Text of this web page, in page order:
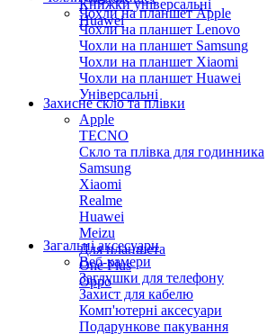
Книжки універсальні
Huawei
Чохли на планшет Apple
Чохли на планшет Lenovo
Чохли на планшет Samsung
Чохли на планшет Xiaomi
Чохли на планшет Huawei
Універсальні
Захисне скло та плівки
Apple
TECNO
Скло та плівка для годинника
Samsung
Xiaomi
Realme
Huawei
Meizu
Для планшета
One Plus
Oppo
Загальні аксесуари
Веб-камери
Заглушки для телефону
Захист для кабелю
Комп'ютерні аксесуари
Подарункове пакування